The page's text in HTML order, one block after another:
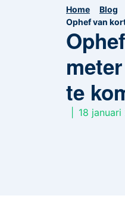
Home Blog
Ophef van
te
18